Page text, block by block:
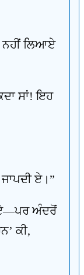
ਨਹੀਂ ਲਿਆਏ
ਸਾਂ! ਇਹ
ਏ।”
ਅੰਦਰੋਂ
ਕੀ,